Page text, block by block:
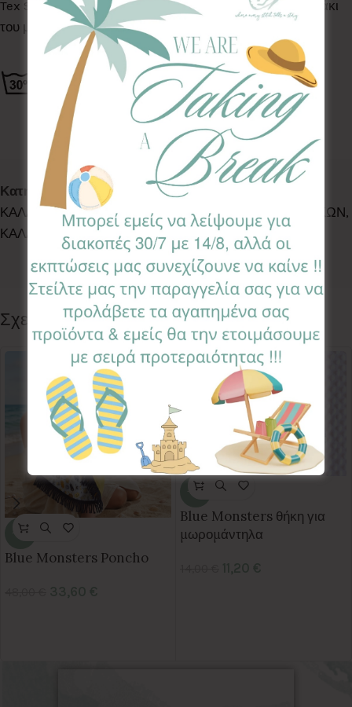
Tex Standard 100, κατάλληλα για το ευαίσθητο δερματάκι
του μωρού σας.
Κωδικός προϊόντος:SMB-PR
Κατηγορίες: ACCESSORIES, BATH TIME
ΚΑΛΑΘΑΚΙΑ ΚΑΛΛΥΝΤΙΚΩΝ
ΚΑΛΑΘΑΚΙΑ ΚΑΛΛΥΝΤΙΚΩΝ,
ΚΑΛΑΘΑΚΙΑ ΚΑΛΛΥΝΤΙΚΩΝ
Ετικέτα: Persia
Follow:
Σχετικά προϊόντα
-30%
Blue Monsters Poncho
-20%
Blue Monsters θήκη για
μωρομάντηλα